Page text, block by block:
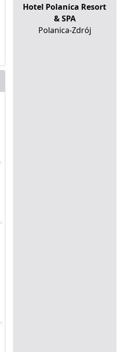
Hotel Polanica Resort
& SPA
Polanica-Zdrój